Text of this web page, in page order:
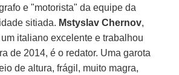
e "motorista" da equipe da
sitiada. Mstyslav Chernov,
italiano excelente e trabalhou
de 2014, é o redator. Uma garota
de altura, frágil, muito magra,